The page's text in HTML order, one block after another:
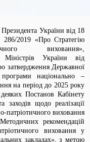
України від 18
2019 «Про Стратегію
виховання»,
України від
затвердження Державної
програми національно –
на період до 2025 року
Постанов Кабінету
заходів щодо реалізації
патріотичного виховання
рекомендацій
виховання у
закладах», з метою